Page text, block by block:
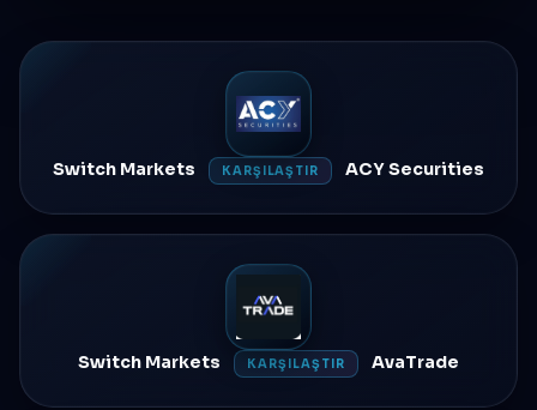
Switch Markets KARŞILAŞTIR ACY Securities
Switch Markets KARŞILAŞTIR AvaTrade